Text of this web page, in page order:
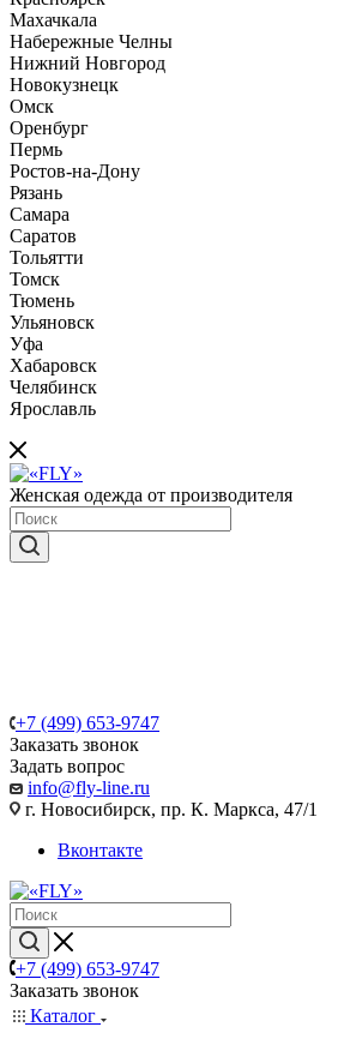
Махачкала
Набережные Челны
Нижний Новгород
Новокузнецк
Омск
Оренбург
Пермь
Ростов-на-Дону
Рязань
Самара
Саратов
Тольятти
Томск
Тюмень
Ульяновск
Уфа
Хабаровск
Челябинск
Ярославль
Женская одежда от производителя
+7 (499) 653-9747
Заказать звонок
Задать вопрос
info@fly-line.ru
г. Новосибирск, пр. К. Маркса, 47/1
Вконтакте
+7 (499) 653-9747
Заказать звонок
Каталог